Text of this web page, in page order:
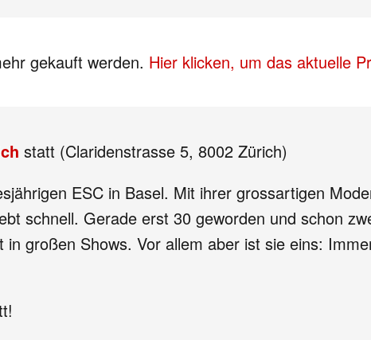
gekauft werden. Hier klicken, um das aktuelle
statt (Claridenstrasse 5, 8002 Zürich)
ESC in Basel. Mit ihrer grossartigen
schnell. Gerade erst 30 geworden und schon
großen Shows. Vor allem aber ist sie eins: